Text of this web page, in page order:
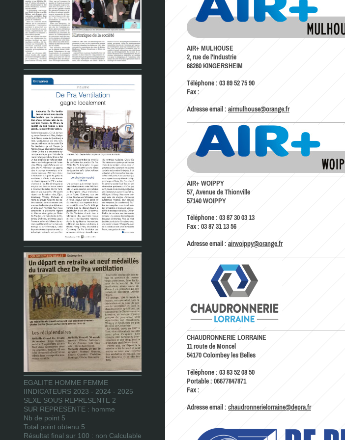
AIR+ MULHOUSE
2, rue de l'Industrie
68260KINGERSHEIM
Téléphone : 03 89 52 75 90
Fax :
Adresse email : airmulhouse@orange.fr
AIR+ WOIPPY
57, Avenue de Thionville
57140WOIPPY
Téléphone : 03 87 30 03 13
Fax : 03 87 31 13 56
Adresse email : airwoippy@orange.fr
CHAUDRONNERIE LORRAINE
11 route de Moncel
54170Colombey les Belles
Téléphone : 03 83 52 08 50
Portable : 06677847871
Fax :
Adresse email : chaudronnerielorraine@depra.fr
EGALITE HOMME FEMME
IINDICATEURS 2023 - 2024 - 2025
SEXE SOUS REPRESENTE 2
SUR REPRESENTE : homme
Nb de point 5
Total point obtenu 5
Résultat final sur 100 : non Calculable